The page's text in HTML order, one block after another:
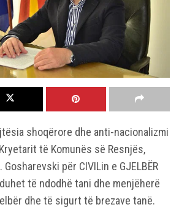
shoqërore dhe anti-nacionalizmi
të Komunës së Resnjës,
për CIVILin e GJELBËR
të ndodhë tani dhe menjëherë
dhe të sigurt të brezave tanë.